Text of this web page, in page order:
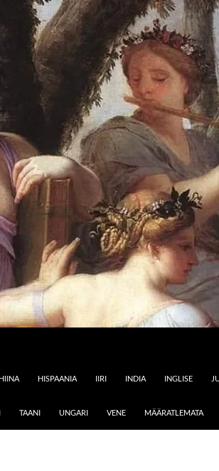
HIINA HISPAANIA IIRI INDIA INGLISE
TAANI UNGARI VENE MÄÄRATLEMATA